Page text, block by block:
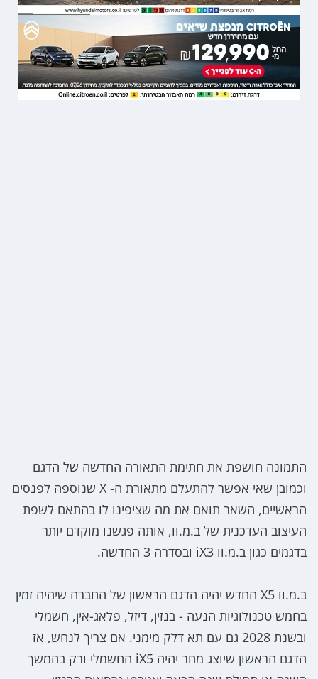
התמונה חושפת את חתימת התאורה החדשה של הדגם
וכמובן שאי אפשר להתעלם מתאורת ה- X שנוספה לפנסים
הראשיים, השאר תואם את מה שציפינו לו בהתאם לשפת
העיצוב העדכנית של ב.מ.וו, אותה פגשנו מוקדם יותר
בדגמים כגון ב.מ.וו iX3 ובסדרה 3 החדשה.
ב.מ.וו X5 החדש יהיה הדגם הראשון של החברה שיהיה זמין
בחמש טכנולוגיות הנעה - בנזין, דיזל, פלאג-אין, חשמלי
ובשנת 2028 גם עם תא דלק מימני. אם צריך לנחש, אז
הדגם הראשון שיוצג מחר יהיה iX5 החשמלי ורק בהמשך